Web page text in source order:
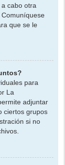
cabo otra
que se le
para
La
adjuntar
ciertos grupos
si no